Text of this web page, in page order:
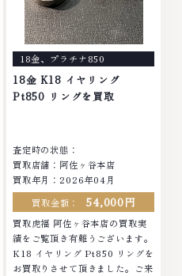
18金、 プラチナ850
18金 K18 イヤリング
Pt850 リングを買取
査定時の状態：
買取店舗：阿佐ヶ谷本店
買取年月：2026年04月
買取金額：
54,000円
買取虎福 阿佐ヶ谷本店の買取実
績をご覧頂き有難うございます。
K18 イヤリング Pt850 リングを
お買取りさせて頂きました。ご来